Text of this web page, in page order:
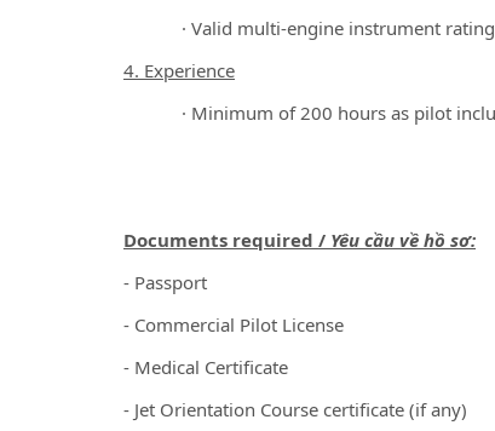
· Valid multi-engine instrument
4. Experience
· Minimum of 200 hours as pilot
Documents required / Yêu cầu về hồ sơ:
- Passport
- Commercial Pilot License
- Medical Certificate
- Jet Orientation Course certificate (if any)